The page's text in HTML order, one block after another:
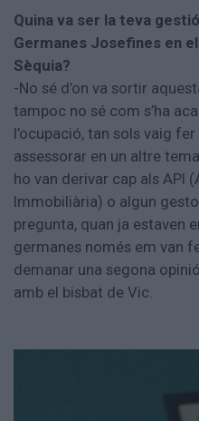
Quina va ser la teva
Germanes Josefines en
Sèquia?
-No sé d’on va sortir
tampoc no sé com s’ha
l’ocupació, tan sols vaig
assessorar en un altre
ho van derivar cap als API
Immobiliària) o algun
pregunta, quan ja estaven
germanes només em van
demanar una segona
amb el bisbat de Vic.